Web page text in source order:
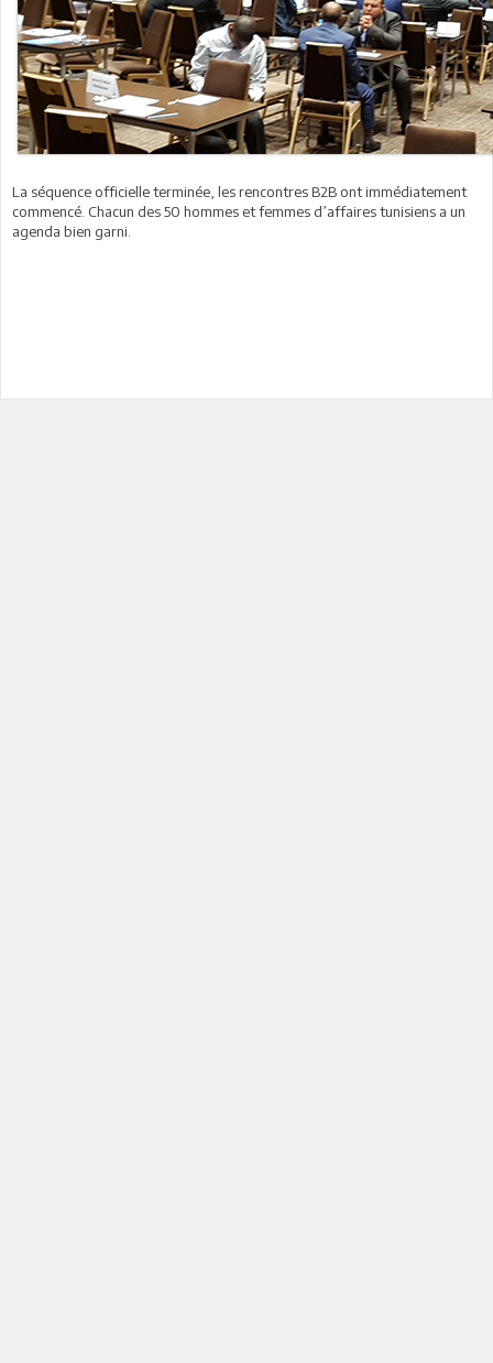
La séquence officielle terminée, les rencontres B2B ont immédiatement
commencé. Chacun des 50 hommes et femmes d’affaires tunisiens a un
agenda bien garni.